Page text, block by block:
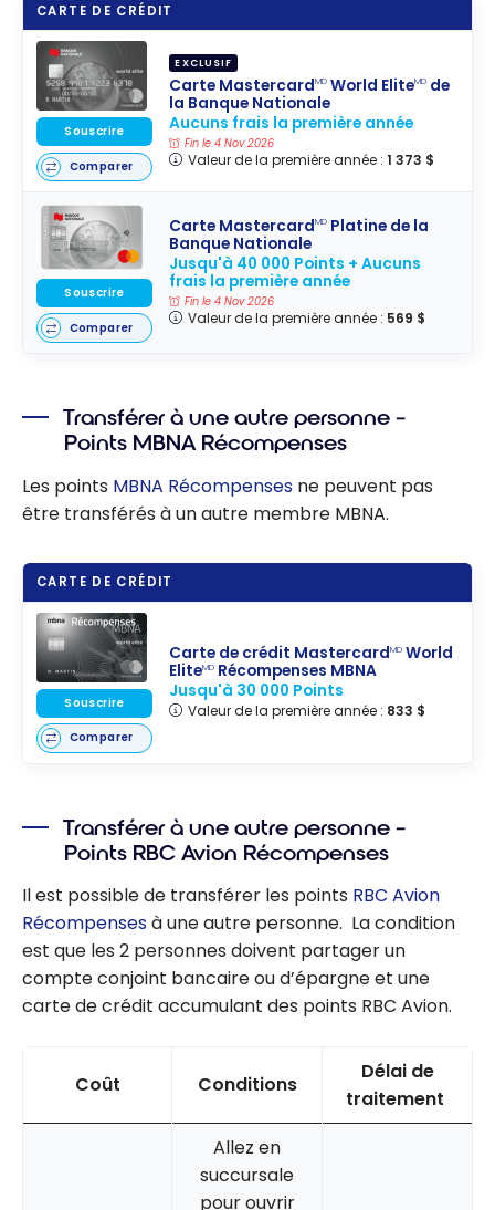
CARTE DE CRÉDIT
EXCLUSIF
Carte MastercardMD World EliteMD de
la Banque Nationale
Aucuns frais la première année
Fin le 4 Nov 2026
Valeur de la première année : 1 373 $
Souscrire
Comparer
Carte MastercardMD Platine de la
Banque Nationale
Jusqu'à 40 000 Points + Aucuns
frais la première année
Fin le 4 Nov 2026
Valeur de la première année : 569 $
Souscrire
Comparer
Transférer à une autre personne –
Points MBNA Récompenses
Les points MBNA Récompenses ne peuvent pas
être transférés à un autre membre MBNA.
CARTE DE CRÉDIT
Carte de crédit MastercardMD World
EliteMD Récompenses MBNA
Jusqu'à 30 000 Points
Valeur de la première année : 833 $
Souscrire
Comparer
Transférer à une autre personne –
Points RBC Avion Récompenses
Il est possible de transférer les points RBC Avion
Récompensesà une autre personne. La condition
est que les 2 personnes doivent partager un
compte conjoint bancaire ou d’épargne et une
carte de crédit accumulant des points RBC Avion.
Coût Conditions
Délai de
traitement
Allez en
succursale
pour ouvrir